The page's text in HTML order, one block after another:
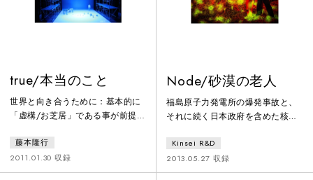
true/本当のこと
世界と向き合うために：基本的に
「虚構/お芝居」である事が前提の
のこと』というパフォーマンス
は、何が嘘で何が真実かという話
ではありません。知らぬ間に自分
藤本隆行
2011.01.30 収録
Node/砂漠の老人
福島原子力発電所の爆発事故と、
それに続く日本政府を含めた核発
を感じて、改めて情報や知識、知
恵という概念を捉えようと試みた
作品。振付に白井剛を、中心とな
Kinsei R&D
2013.05.27 収録